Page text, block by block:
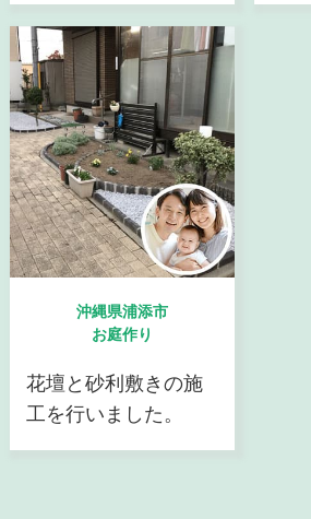
沖縄県浦添市
お庭作り
花壇と砂利敷きの施
工を行いました。